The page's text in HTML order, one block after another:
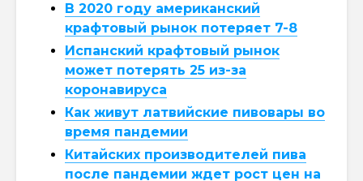
В 2020 году американский
крафтовый рынок потеряет 7-8
Испанский крафтовый рынок
может потерять 25 из-за
коронавируса
Как живут латвийские пивовары во
время пандемии
Китайских производителей пива
после пандемии ждет рост цен на